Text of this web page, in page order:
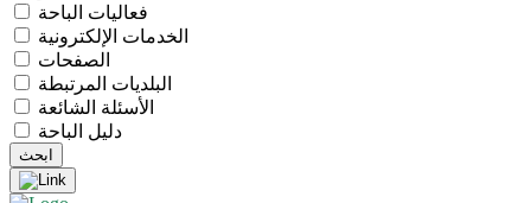
فعاليات الباحة
الخدمات الإلكترونية
الصفحات
البلديات المرتبطة
الأسئلة الشائعة
دليل الباحة